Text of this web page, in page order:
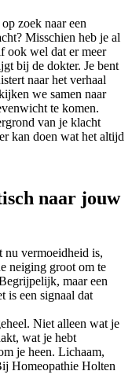
zoek naar een
Misschien heb je al
ook wel dat er meer
bij de dokter. Je bent
naar het verhaal
we samen naar
te komen.
van je klacht
kan doen wat het altijd
naar jouw
nu vermoeidheid is,
neiging groot om te
maar een
is een signaal dat
Niet alleen wat je
wat je hebt
je heen. Lichaam,
Homeopathie Holten